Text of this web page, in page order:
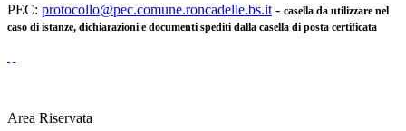
PEC: protocollo@pec.comune.roncadelle.bs.it - casella da utilizzare nel
caso di istanze, dichiarazioni e documenti spediti dalla casella di posta certificata
Area Riservata